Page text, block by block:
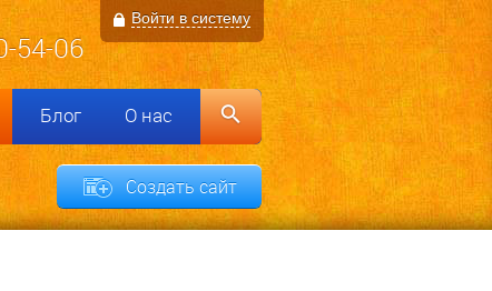
54-06
Войти в систему
Блог О нас
Создать сайт